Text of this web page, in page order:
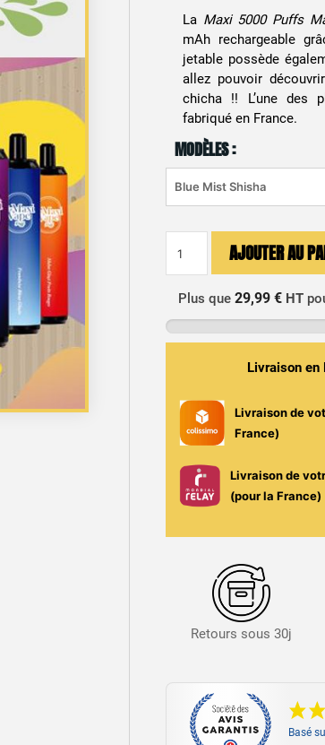
La Maxi 5000 Puffs
mAh rechargeable
jetable possède
allez pouvoir
chicha !! L’une des
fabriqué en France.
MODÈLES :
5000
Puffs
Ma
AJOUTER AU
Plus que29,99 € HT
Livraison en
Livraison de
France)
Livraison de
(pour la France)
Retours sous 30j
Basé